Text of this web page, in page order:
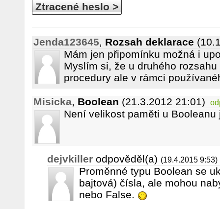
Ztracené heslo >
Jenda123645, Rozsah deklarace
Mám jen připomínku možná i
Myslím si, že u druhého
procedury ale v rámci
Misicka, Boolean (21.3.2012 21:01)
Není velikost paměti u
dejvkiller odpověděl(a) (19.4.2015 9:53)
Proměnné typu Boolean se
bajtová) čísla, ale mohou
nebo False.